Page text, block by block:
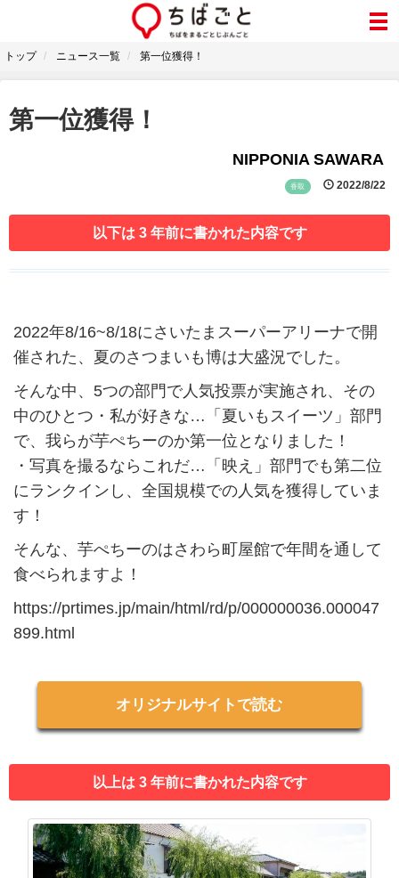
トップ ニュース一覧 第一位獲得！
第一位獲得！
NIPPONIA SAWARA
香取 2022/8/22
以下は 3 年前に書かれた内容です
2022年8/16~8/18にさいたまスーパーアリーナで開
催された、夏のさつまいも博は大盛況でした。
そんな中、5つの部門で人気投票が実施され、その
中のひとつ・私が好きな…「夏いもスイーツ」部門
で、我らが芋ぺちーのか第一位となりました！
・写真を撮るならこれだ…「映え」部門でも第二位
にランクインし、全国規模での人気を獲得していま
す！
そんな、芋ぺちーのはさわら町屋館で年間を通して
食べられますよ！
https://prtimes.jp/main/html/rd/p/000000036.000047
899.html
オリジナルサイトで読む
以上は 3 年前に書かれた内容です